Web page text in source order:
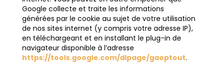
Google collecte et traite les informations
générées par le cookie au sujet de votre utilisation
de nos sites internet (y compris votre adresse IP),
en téléchargeant et en installant le plug-in de
navigateur disponible à l’adresse
https://tools.google.com/dlpage/gaoptout.